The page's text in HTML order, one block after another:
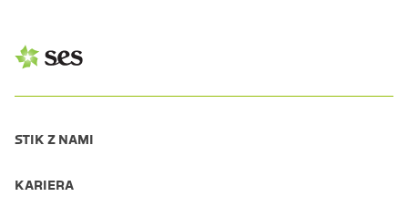
STIK Z NAMI
KARIERA